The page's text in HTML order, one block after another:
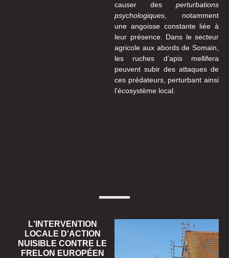
causer des perturbations
psychologiques, notamment
une angoisse constante liée à
leur présence. Dans le secteur
agricole aux abords de Somain,
les ruches d’apis mellifera
peuvent subir des attaques de
ces prédateurs, perturbant ainsi
l’écosystème local.
L'INTERVENTION
LOCALE D'ACTION
NUISIBLE CONTRE LE
FRELON EUROPÉEN